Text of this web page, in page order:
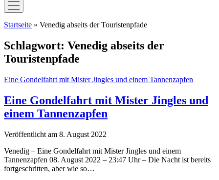
Menü
öffnen
Startseite » Venedig abseits der Touristenpfade
Schlagwort: Venedig abseits der
Touristenpfade
Eine Gondelfahrt mit Mister Jingles und einem Tannenzapfen
Eine Gondelfahrt mit Mister Jingles und
einem Tannenzapfen
Veröffentlicht am 8. August 2022
Venedig – Eine Gondelfahrt mit Mister Jingles und einem
Tannenzapfen 08. August 2022 – 23:47 Uhr – Die Nacht ist bereits
fortgeschritten, aber wie so…